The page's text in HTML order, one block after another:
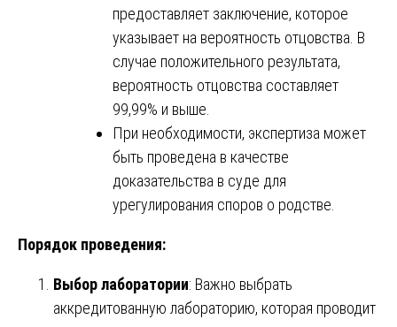
предоставляет заключение, которое
указывает на вероятность отцовства. В
случае положительного результата,
вероятность отцовства составляет
99,99% и выше.
При необходимости, экспертиза может
быть проведена в качестве
доказательства в суде для
урегулирования споров о родстве.
Порядок проведения:
Выбор лаборатории: Важно выбрать
аккредитованную лабораторию, которая проводит